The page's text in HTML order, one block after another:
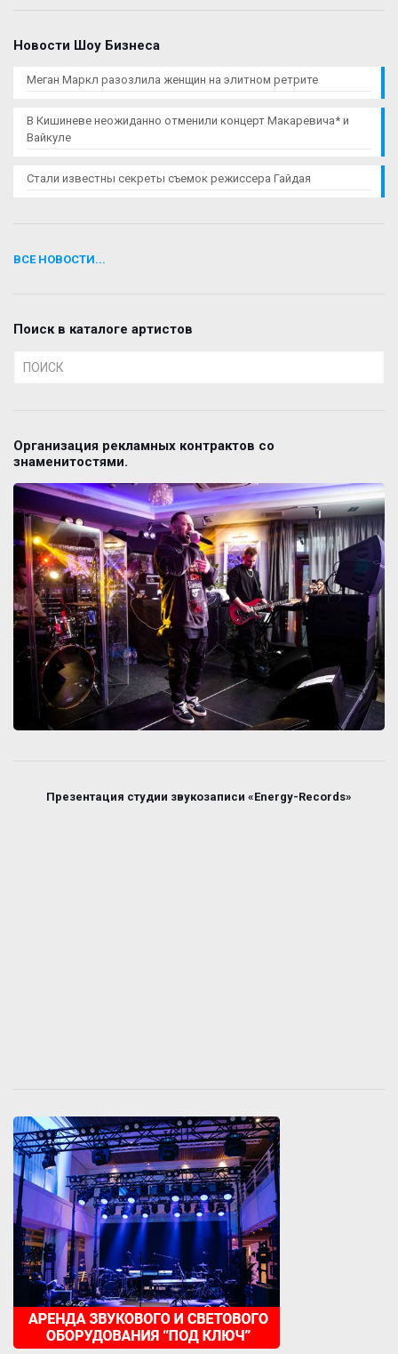
Новости Шоу Бизнеса
Меган Маркл разозлила женщин на элитном ретрите
В Кишиневе неожиданно отменили концерт Макаревича* и
Вайкуле
Стали известны секреты съемок режиссера Гайдая
ВСЕ НОВОСТИ...
Поиск в каталоге артистов
Организация рекламных контрактов со
знаменитостями.
Презентация студии звукозаписи «Energy-Records»